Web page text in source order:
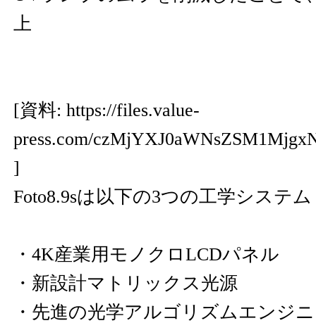
上
[資料: https://files.value-
press.com/
]
Foto8.9sは以下の3つの工学システム
・4K産業用モノクロLCDパネル
・新設計マトリックス光源
・先進の光学アルゴリズムエンジ